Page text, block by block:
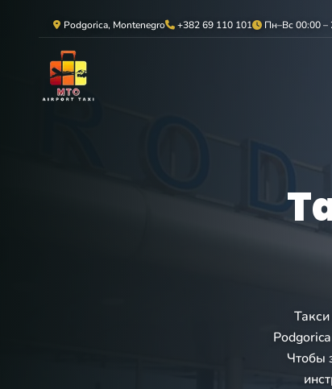
Podgorica, Montenegro +382 69 110 101 Пн–Вс 00:00 –
Чтобы